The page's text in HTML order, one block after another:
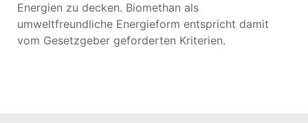
Energien zu decken. Biomethan als
umweltfreundliche Energieform entspricht damit
vom Gesetzgeber geforderten Kriterien.